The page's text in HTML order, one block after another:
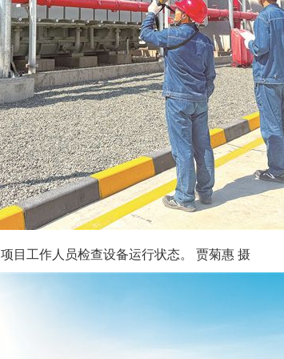
项目工作人员检查设备运行状态。 贾菊惠 摄